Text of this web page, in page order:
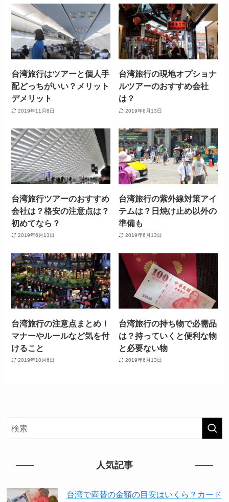
台湾旅行はツアーと個人手
配どっちがいい？メリット
デメリット
2019年11月8日
台湾旅行の現地オプショナ
ルツアーのおすすめ会社
は？
2019年6月13日
台湾旅行ツアーのおすすめ
会社は？格安の注意点は？
初めてなら？
2019年6月13日
台湾旅行の紫外線対策アイ
テムは？日焼け止め以外の
準備も
2019年6月13日
台湾旅行の注意点まとめ！
マナーやルールなど気を付
けること
2019年10月6日
台湾旅行の持ち物で必需品
は？持っていくと便利な物
と必要ない物
2019年6月13日
人気記事
台湾で両替の金額の目安はいくら？カード